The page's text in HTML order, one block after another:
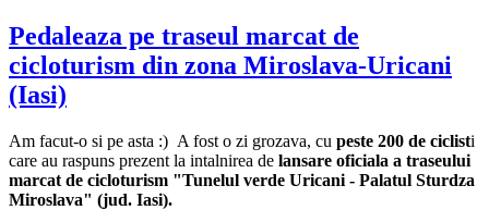
Pedaleaza pe traseul marcat de
cicloturism din zona Miroslava-Uricani
(Iasi)
Am facut-o si pe asta :) A fost o zi grozava, cu peste 200 de ciclisti
care au raspuns prezent la intalnirea de lansare oficiala a traseului
marcat de cicloturism "Tunelul verde Uricani - Palatul Sturdza
Miroslava" (jud. Iasi).